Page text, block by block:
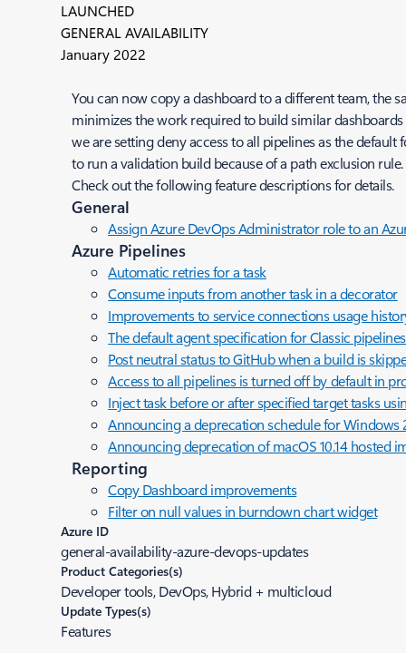
LAUNCHED
GENERAL AVAILABILITY
January 2022
You can now copy a dashboard to a different team, the
minimizes the work required to build similar
we are setting deny access to all pipelines as the
to run a validation build because of a path exclusion rule.
Check out the following feature descriptions for details.
General
Assign Azure DevOps Administrator role to an
Azure Pipelines
Automatic retries for a task
Consume inputs from another task in a decorator
Improvements to service connections usage
The default agent specification for Classic
Post neutral status to GitHub when a build is
Access to all pipelines is turned off by default in
Inject task before or after specified target tasks
Announcing a deprecation schedule for Windows
Announcing deprecation of macOS 10.14 hosted
Reporting
Copy Dashboard improvements
Filter on null values in burndown chart widget
Azure ID
general-availability-azure-devops-updates
Product Categories(s)
Developer tools, DevOps, Hybrid + multicloud
Update Types(s)
Features